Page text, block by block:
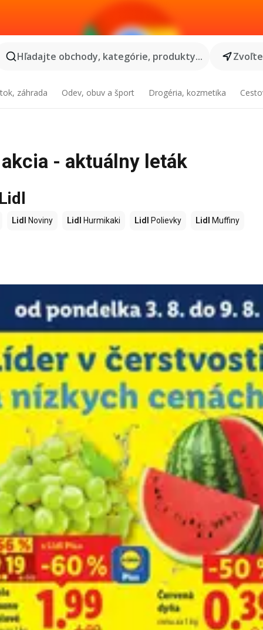
Hľadajte obchody, kategórie, produkty...
záhrada Odev, obuv a šport Drogéria, kozmetika
- aktuálny leták
Lidl Noviny Lidl Hurmikaki Lidl Polievky Lidl Muffiny